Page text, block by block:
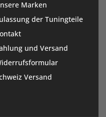
Marken
der Tuningteile
und Versand
Versand